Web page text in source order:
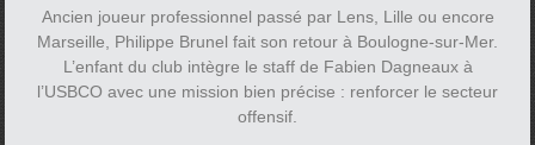
Ancien joueur professionnel passé par Lens, Lille ou encore
Marseille, Philippe Brunel fait son retour à Boulogne-sur-Mer.
L’enfant du club intègre le staff de Fabien Dagneaux à
l’USBCO avec une mission bien précise : renforcer le secteur
offensif.